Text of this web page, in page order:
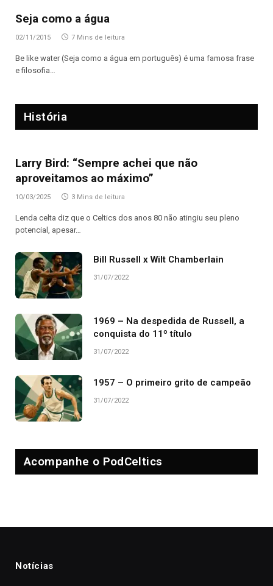
Seja como a água
02/11/2015 7 Mins de leitura
Be like water (Seja como a água em português) é uma famosa frase
e filosofia…
História
Larry Bird: “Sempre achei que não
aproveitamos ao máximo”
10/03/2025 3 Mins de leitura
Lenda celta diz que o Celtics dos anos 80 não atingiu seu pleno
potencial, apesar…
Bill Russell x Wilt Chamberlain
31/07/2022
1969 – Na despedida de Russell, a
conquista do 11º título
31/07/2022
1957 – O primeiro grito de campeão
31/07/2022
Acompanhe o PodCeltics
Notícias